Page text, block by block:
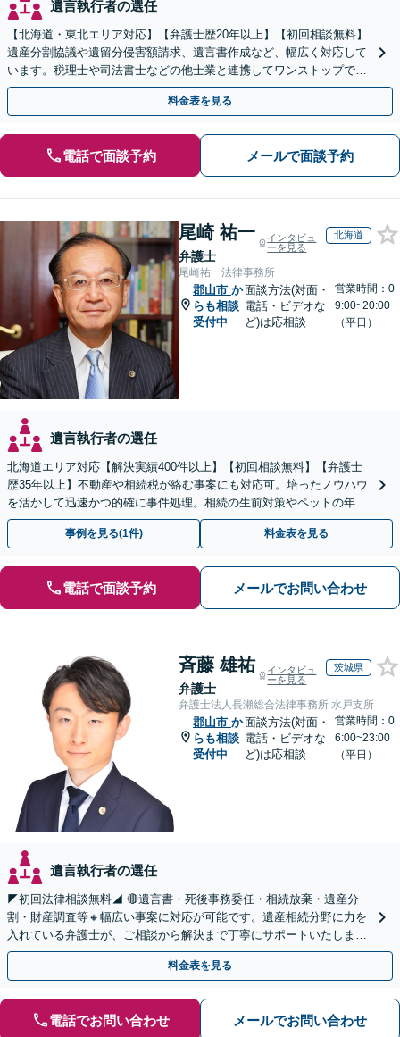
遺言執行者の選任
【北海道・東北エリア対応】【弁護士歴20年以上】【初回相談無料】
遺産分割協議や遺留分侵害額請求、遺言書作成など、幅広く対応して
います。税理士や司法書士などの他士業と連携してワンストップでの
解決が可能です。ぜひご相談ください。
料金表を見る
電話で面談予約 メールで面談予約
尾崎 祐一
弁護士
インタビュ
ーを見る
北海道
尾崎祐一法律事務所
郡山市 か
らも相談
受付中
面談方法(対面・
電話・ビデオな
ど)は応相談
営業時間：0
9:00~20:00
（平日）
遺言執行者の選任
北海道エリア対応【解決実績400件以上】【初回相談無料】【弁護士
歴35年以上】不動産や相続税が絡む事案にも対応可。培ったノウハウ
を活かして迅速かつ的確に事件処理。相続の生前対策やペットの年金
システムもお任せ【完全個室】【自衛隊前駅8分】
事例を見る(1件) 料金表を見る
電話で面談予約 メールでお問い合わせ
斉藤 雄祐
弁護士
インタビュ
ーを見る
茨城県
弁護士法人長瀬総合法律事務所 水戸支所
郡山市 か
らも相談
受付中
面談方法(対面・
電話・ビデオな
ど)は応相談
営業時間：0
6:00~23:00
（平日）
遺言執行者の選任
◤初回法律相談無料◢ 🔴遺言書・死後事務委任・相続放棄・遺産分
割・財産調査等🔸幅広い事案に対応が可能です。遺産相続分野に力を
入れている弁護士が、ご相談から解決まで丁寧にサポートいたしま
す。まずはじっくりとお話ししてください。
料金表を見る
電話でお問い合わせ メールでお問い合わせ